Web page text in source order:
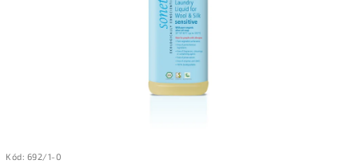
Kód: 692/1-0